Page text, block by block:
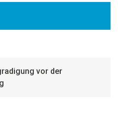
vor der